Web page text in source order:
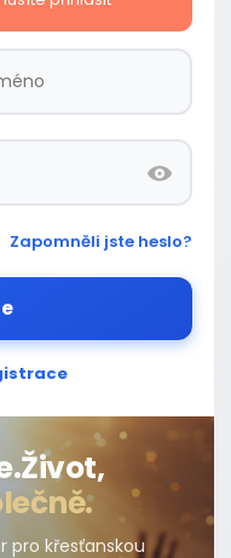
Zapomněli jste heslo?
Život,
pro křesťanskou